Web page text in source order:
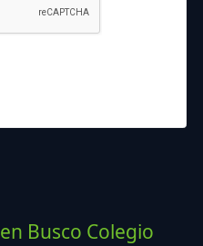
en Busco Colegio